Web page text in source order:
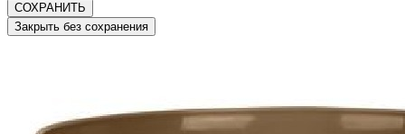
СОХРАНИТЬ
Закрыть без сохранения